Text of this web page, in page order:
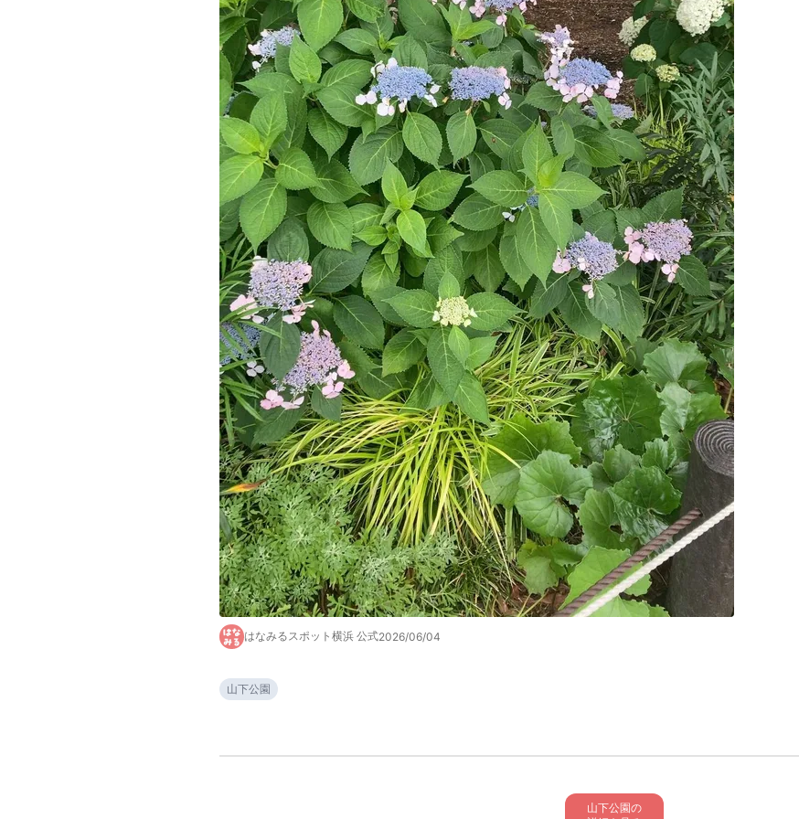
はなみるスポット横浜 公式2026/06/04
山下公園
山下公園の